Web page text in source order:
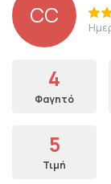
CC
4
Φαγητό
5
Τιμή